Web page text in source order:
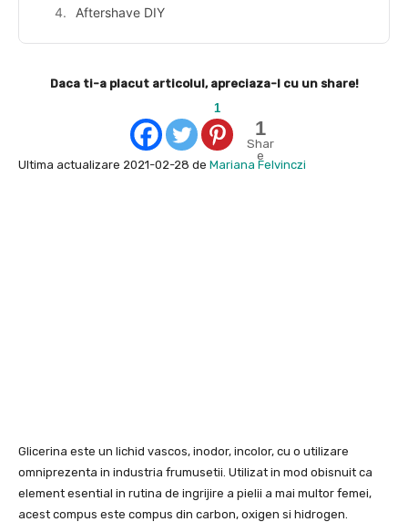
Aftershave DIY
Daca ti-a placut articolul, apreciaza-l cu un share!
1
1
Shar
e
Ultima actualizare 2021-02-28 de Mariana Felvinczi
Glicerina este un lichid vascos, inodor, incolor, cu o utilizare
omniprezenta in industria frumusetii. Utilizat in mod obisnuit ca
element esential in rutina de ingrijire a pielii a mai multor femei,
acest compus este compus din carbon, oxigen si hidrogen.